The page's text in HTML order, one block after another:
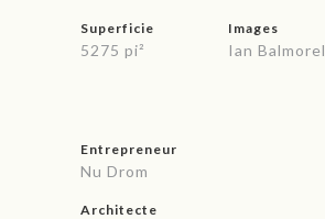
Superficie
5275 pi²
Images
Ian Balmorel
Entrepreneur
Nu Drom
Architecte